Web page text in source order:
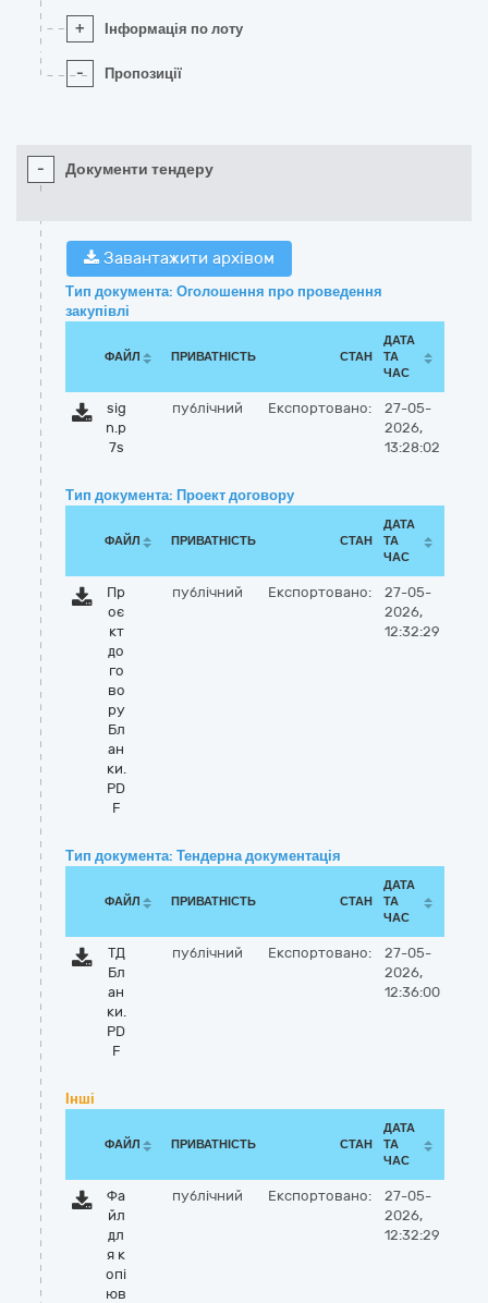
+ Інформація по лоту
- Пропозиції
- Документи тендеру
Завантажити архівом
Тип документа: Оголошення про проведення
закупівлі
ФАЙЛ ПРИВАТНІСТЬ СТАН
ДАТА
ТА
ЧАС
sig
n.p
7s
публічний Експортовано:
27-05-
2026,
13:28:02
Тип документа: Проект договору
ФАЙЛ ПРИВАТНІСТЬ СТАН
ДАТА
ТА
ЧАС
Пр
оє
кт
до
го
во
ру
Бл
ан
ки.
PD
F
публічний Експортовано:
27-05-
2026,
12:32:29
Тип документа: Тендерна документація
ФАЙЛ ПРИВАТНІСТЬ СТАН
ДАТА
ТА
ЧАС
ТД
Бл
ан
ки.
PD
F
публічний Експортовано:
27-05-
2026,
12:36:00
Інші
ФАЙЛ ПРИВАТНІСТЬ СТАН
ДАТА
ТА
ЧАС
Фа
йл
дл
я к
опі
юв
публічний Експортовано:
27-05-
2026,
12:32:29